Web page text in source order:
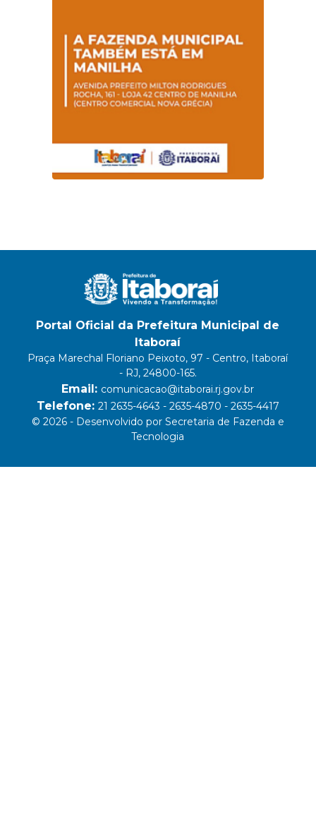
Magalhães Seabra
Portal Oficial da Prefeitura Municipal de
Itaboraí
Praça Marechal Floriano Peixoto, 97 - Centro, Itaboraí
- RJ, 24800-165.
Email: comunicacao@itaborai.rj.gov.br
Telefone: 21 2635-4643 - 2635-4870 - 2635-4417
© 2026 - Desenvolvido por Secretaria de Fazenda e
Tecnologia